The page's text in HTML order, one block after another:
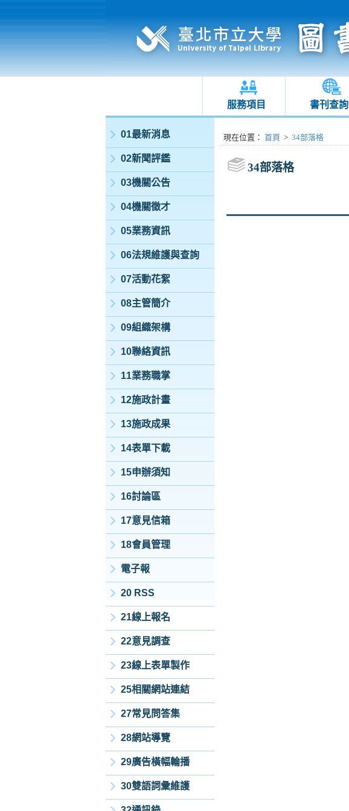
服務項目 書刊查詢
:::
01最新消息
02新聞評鑑
03機關公告
04機關徵才
05業務資訊
06法規維護與查詢
07活動花絮
08主管簡介
09組織架構
10聯絡資訊
11業務職掌
12施政計畫
13施政成果
14表單下載
15申辦須知
16討論區
17意見信箱
18會員管理
電子報
20 RSS
21線上報名
22意見調查
23線上表單製作
25相關網站連結
27常見問答集
28網站導覽
29廣告橫幅輪播
30雙語詞彙維護
:::現在位置 ： 首頁 > 34部落格
34部落格